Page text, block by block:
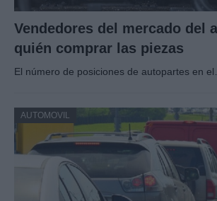
Vendedores del mercado del
quién comprar las piezas
El número de posiciones de autopartes en
AUTOMOVIL